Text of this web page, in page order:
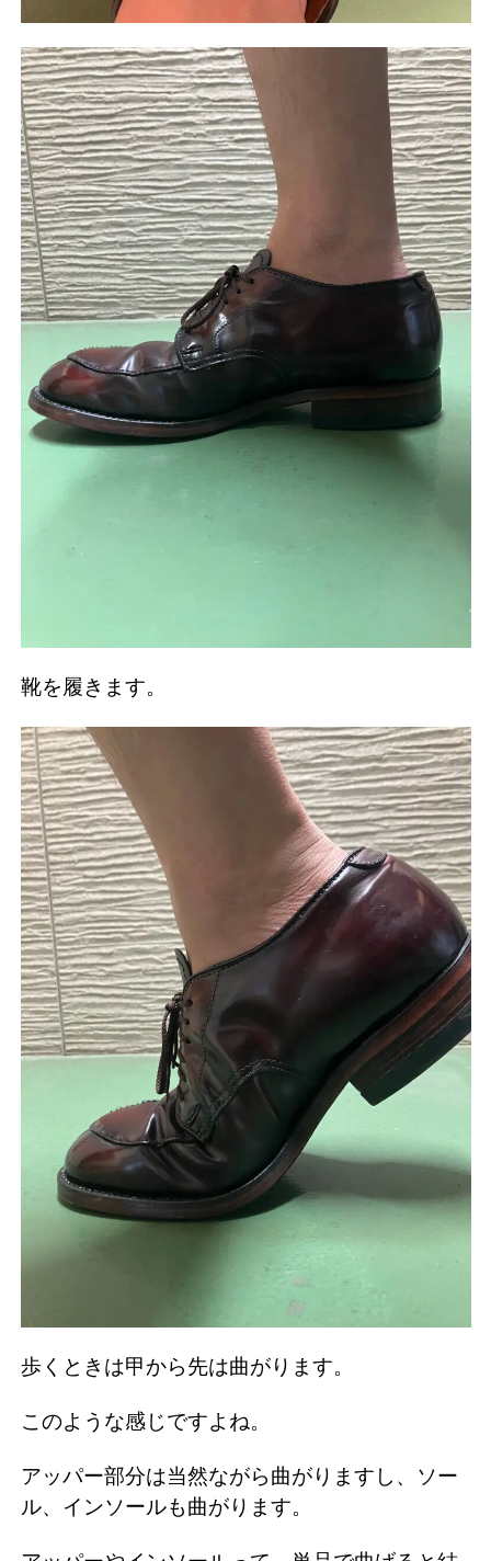
靴を履きます。
歩くときは甲から先は曲がります。
このような感じですよね。
アッパー部分は当然ながら曲がりますし、ソー
ル、インソールも曲がります。